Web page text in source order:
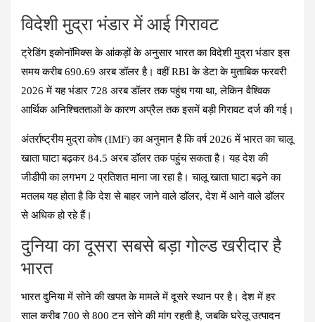
विदेशी मुद्रा भंडार में आई गिरावट
ट्रेडिंग इकोनॉमिक्स के आंकड़ों के अनुसार भारत का विदेशी मुद्रा भंडार इस
समय करीब 690.69 अरब डॉलर है। वहीं RBI के डेटा के मुताबिक फरवरी
2026 में यह भंडार 728 अरब डॉलर तक पहुंच गया था, लेकिन वैश्विक
आर्थिक अनिश्चितताओं के कारण अप्रैल तक इसमें बड़ी गिरावट दर्ज की गई।
अंतर्राष्ट्रीय मुद्रा कोष (IMF) का अनुमान है कि वर्ष 2026 में भारत का चालू
खाता घाटा बढ़कर 84.5 अरब डॉलर तक पहुंच सकता है। यह देश की
जीडीपी का लगभग 2 प्रतिशत माना जा रहा है। चालू खाता घाटा बढ़ने का
मतलब यह होता है कि देश से बाहर जाने वाले डॉलर, देश में आने वाले डॉलर
से अधिक हो रहे हैं।
दुनिया का दूसरा सबसे बड़ा गोल्ड खरीदार है
भारत
भारत दुनिया में सोने की खपत के मामले में दूसरे स्थान पर है। देश में हर
साल करीब 700 से 800 टन सोने की मांग रहती है, जबकि घरेलू उत्पादन